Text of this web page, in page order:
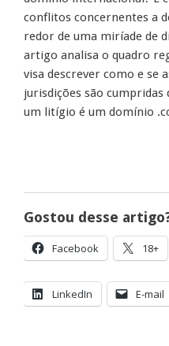
conflitos concernentes a
redor de uma miríade de
artigo analisa o quadro
visa descrever como e se
jurisdições são
um litígio é um domínio
Gostou desse
Facebook 18+
LinkedIn E-mail